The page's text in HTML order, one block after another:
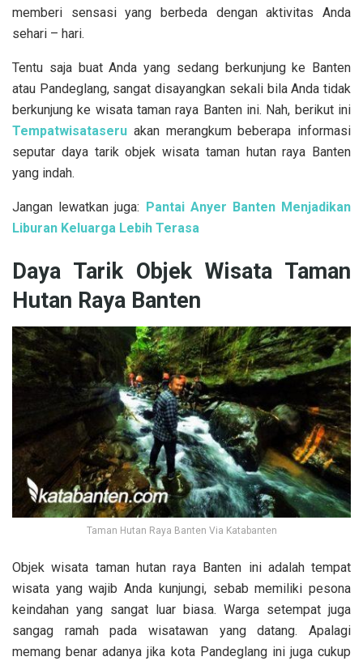
memberi sensasi yang berbeda dengan aktivitas Anda
sehari – hari.
Tentu saja buat Anda yang sedang berkunjung ke Banten
atau Pandeglang, sangat disayangkan sekali bila Anda tidak
berkunjung ke wisata taman raya Banten ini. Nah, berikut ini
Tempatwisataseru akan merangkum beberapa informasi
seputar daya tarik objek wisata taman hutan raya Banten
yang indah.
Jangan lewatkan juga: Pantai Anyer Banten Menjadikan
Liburan Keluarga Lebih Terasa
Daya Tarik Objek Wisata Taman
Hutan Raya Banten
Taman Hutan Raya Banten Via Katabanten
Objek wisata taman hutan raya Banten ini adalah tempat
wisata yang wajib Anda kunjungi, sebab memiliki pesona
keindahan yang sangat luar biasa. Warga setempat juga
sangag ramah pada wisatawan yang datang. Apalagi
memang benar adanya jika kota Pandeglang ini juga cukup